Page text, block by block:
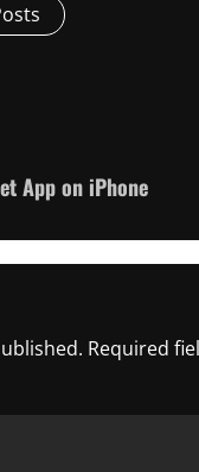
App on iPhone
Required